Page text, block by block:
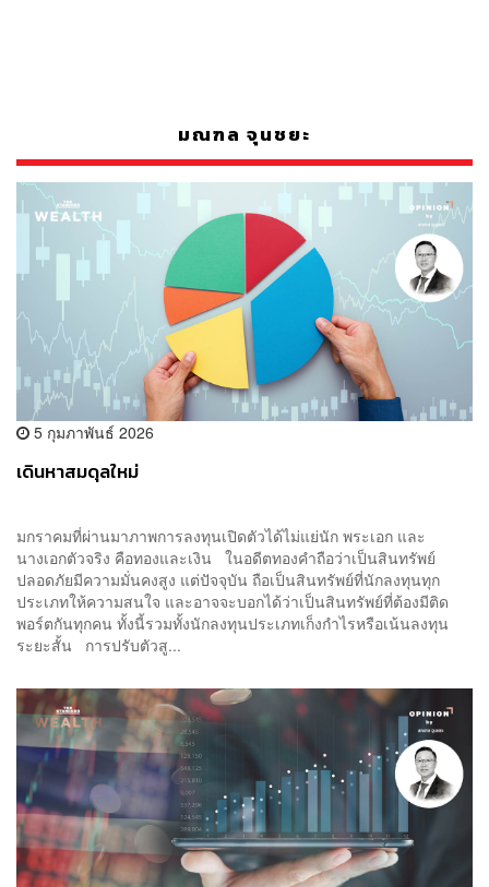
มณฑล จุนชยะ
5 กุมภาพันธ์ 2026
เดินหาสมดุลใหม่
มกราคมที่ผ่านมาภาพการลงทุนเปิดตัวได้ไม่แย่นัก พระเอก และ
นางเอกตัวจริง คือทองและเงิน ในอดีตทองคำถือว่าเป็นสินทรัพย์
ปลอดภัยมีความมั่นคงสูง แต่ปัจจุบัน ถือเป็นสินทรัพย์ที่นักลงทุนทุก
ประเภทให้ความสนใจ และอาจจะบอกได้ว่าเป็นสินทรัพย์ที่ต้องมีติด
พอร์ตกันทุกคน ทั้งนี้รวมทั้งนักลงทุนประเภทเก็งกำไรหรือเน้นลงทุน
ระยะสั้น การปรับตัวสู...